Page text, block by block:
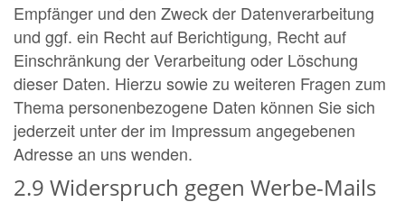
Empfänger und den Zweck der Datenverarbeitung
und ggf. ein Recht auf Berichtigung, Recht auf
Einschränkung der Verarbeitung oder Löschung
dieser Daten. Hierzu sowie zu weiteren Fragen zum
Thema personenbezogene Daten können Sie sich
jederzeit unter der im Impressum angegebenen
Adresse an uns wenden.
2.9 Widerspruch gegen Werbe-Mails